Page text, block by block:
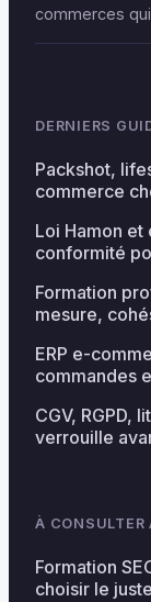
commerces
DERNIERS
Packshot,
commerce
Loi Hamon
conformité
Formation
mesure,
ERP e-
commandes
CGV, RGPD,
verrouille
À CONSULTER
Formation
choisir le